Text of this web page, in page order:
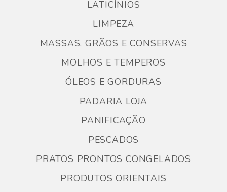
LATICÍNIOS
LIMPEZA
MASSAS, GRÃOS E CONSERVAS
MOLHOS E TEMPEROS
ÓLEOS E GORDURAS
PADARIA LOJA
PANIFICAÇÃO
PESCADOS
PRATOS PRONTOS CONGELADOS
PRODUTOS ORIENTAIS